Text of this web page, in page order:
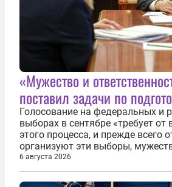
«Мужество и
поставил задачи по
Голосование на федеральных и
выборах в сентябре «требует от
этого процесса, и прежде всего
организуют эти выборы,
ответственного отношения к
власти», — подчеркнул
на состоявшейся 5 августа в
6 августа 2026